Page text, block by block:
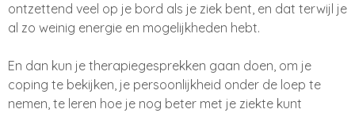
ontzettend veel op je bord als je ziek bent, en dat terwijl je
al zo weinig energie en mogelijkheden hebt.
En dan kun je therapiegesprekken gaan doen, om je
coping te bekijken, je persoonlijkheid onder de loep te
nemen, te leren hoe je nog beter met je ziekte kunt